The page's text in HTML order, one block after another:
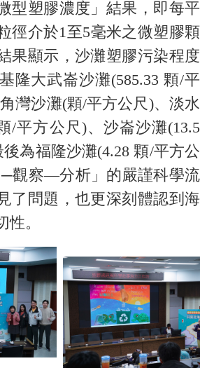
型塑膠濃度」結果，即每平
徑介於1至5毫米之微塑膠顆
果顯示，沙灘塑膠污染程度
隆大武崙沙灘(585.33 顆/平
灣沙灘(顆/平方公尺)、淡水
/平方公尺)、沙崙沙灘(13.5
為福隆沙灘(4.28 顆/平方公
─觀察—分析」的嚴謹科學流
了問題，也更深刻體認到海
。